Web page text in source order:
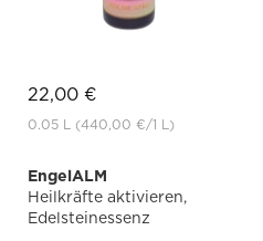
22,00 €
0.05 L (440,00 €/1 L)
EngelALM
Heilkräfte aktivieren,
Edelsteinessenz